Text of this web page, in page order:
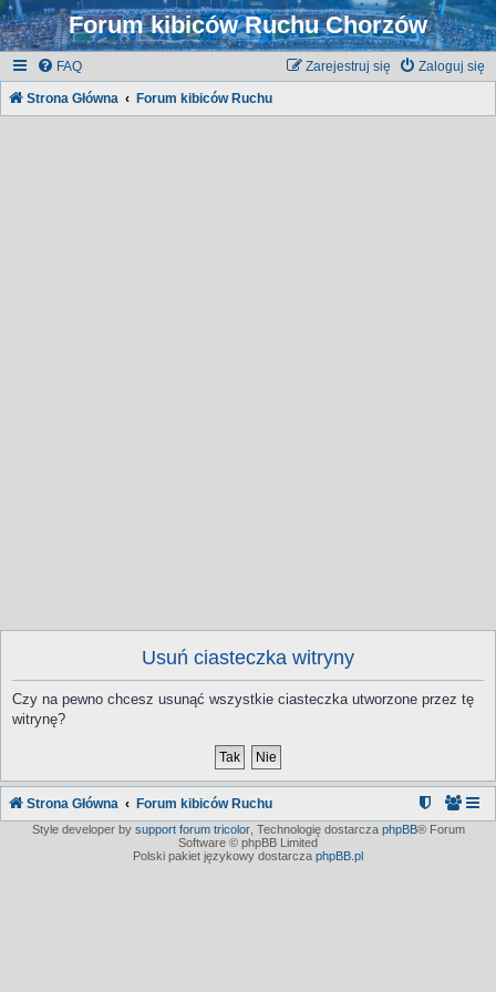
Forum kibiców Ruchu Chorzów
FAQ Zaloguj się
Zarejestruj się
Strona Główna Forum kibiców Ruchu
Usuń ciasteczka witryny
Czy na pewno chcesz usunąć wszystkie ciasteczka utworzone przez tę
witrynę?
Strona Główna Forum kibiców Ruchu
Style developer by support forum tricolor, Technologię dostarcza phpBB® Forum
Software © phpBB Limited
Polski pakiet językowy dostarcza phpBB.pl